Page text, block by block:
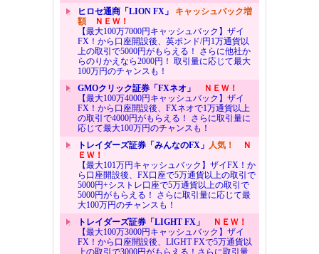
ヒロセ通商「LION FX」 キャッシュバック増
額ＮＥＷ！
【最大100万7000円キャッシュバック】ザイ
FX！から口座開設後、英ポンド/円1万通貨以
上の取引で5000円がもらえる！ さらに他社か
らのりかえなら2000円！ 取引量に応じて最大
100万円のチャンスも！
GMOクリック証券「FXネオ」
ＮＥＷ！
【最大100万4000円キャッシュバック】ザイ
FX！から口座開設後、FXネオで1万通貨以上
の取引で4000円がもらえる！ さらに取引量に
応じて最大100万円のチャンスも！
トレイダーズ証券「みんなのFX」 人気！
Ｎ
ＥＷ！
【最大101万円キャッシュバック】ザイFX！か
ら口座開設後、FX口座で5万通貨以上の取引で
5000円+シストレ口座で5万通貨以上の取引で
5000円がもらえる！ さらに取引量に応じて最
大100万円のチャンスも！
トレイダーズ証券「LIGHT FX」
ＮＥＷ！
【最大100万3000円キャッシュバック】ザイ
FX！から口座開設後、LIGHT FXで5万通貨以
上の取引で3000円がもらえる！さらに取引量